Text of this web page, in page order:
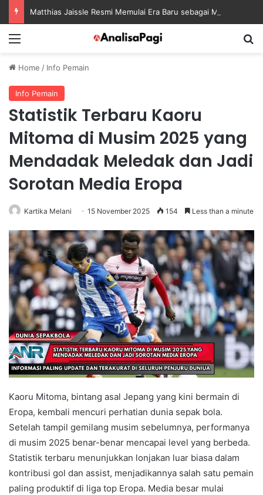
Home / Info Pemain
Info Pemain
Statistik Terbaru Kaoru
Mitoma di Musim 2025 yang
Mendadak Meledak dan Jadi
Sorotan Media Eropa
Kartika Melani 15 November 2025 154 Less than a minute
Kaoru Mitoma, bintang asal Jepang yang kini bermain di
Eropa, kembali mencuri perhatian dunia sepak bola.
Setelah tampil gemilang musim sebelumnya, performanya
di musim 2025 benar-benar mencapai level yang berbeda.
Statistik terbaru menunjukkan lonjakan luar biasa dalam
kontribusi gol dan assist, menjadikannya salah satu pemain
paling produktif di liga top Eropa. Media besar mulai